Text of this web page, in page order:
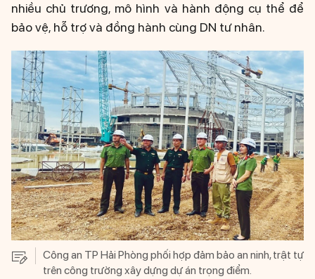
nhiều chủ trương, mô hình và hành động cụ thể để
bảo vệ, hỗ trợ và đồng hành cùng DN tư nhân.
Công an TP Hải Phòng phối hợp đảm bảo an ninh, trật tự
trên công trường xây dựng dự án trọng điểm.